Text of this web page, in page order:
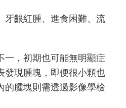
牙齦紅腫、進食困難、流
一，初期也可能無明顯症
發現腫塊，即便很小顆也
的腫塊則需透過影像學檢